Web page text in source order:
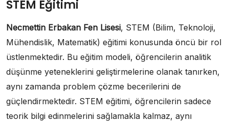
STEM Eğitimi
Necmettin Erbakan Fen Lisesi, STEM (Bilim, Teknoloji,
Mühendislik, Matematik) eğitimi konusunda öncü bir rol
üstlenmektedir. Bu eğitim modeli, öğrencilerin analitik
düşünme yeteneklerini geliştirmelerine olanak tanırken,
aynı zamanda problem çözme becerilerini de
güçlendirmektedir. STEM eğitimi, öğrencilerin sadece
teorik bilgi edinmelerini sağlamakla kalmaz, aynı